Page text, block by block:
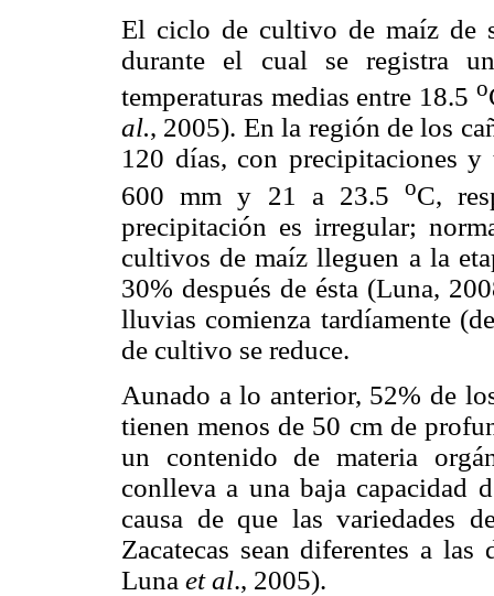
El ciclo de cultivo de maíz de
durante el cual se registra
temperaturas medias entre 18.5 o
al., 2005). En la región de los
120 días, con precipitaciones y
600 mm y 21 a 23.5oC,
precipitación es irregular;
cultivos de maíz lleguen a la
30% después de ésta (Luna,
lluvias comienza tardíamente
de cultivo se reduce.
Aunado a lo anterior, 52% de
tienen menos de 50 cm de
un contenido de materia
conlleva a una baja capacidad
causa de que las variedades
Zacatecas sean diferentes a
Luna et al., 2005).